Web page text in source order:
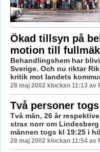
Ökad tillsyn på
motion till
Behandlingshem har
Sverige. Och nu riktar
kritik mot landets
28 maj 2002 klockan 11:13 av
Två personer
Två män, 26 år
strax norr om
männen togs kl 19:25 i
28 maj 2002 klockan 11:54 av